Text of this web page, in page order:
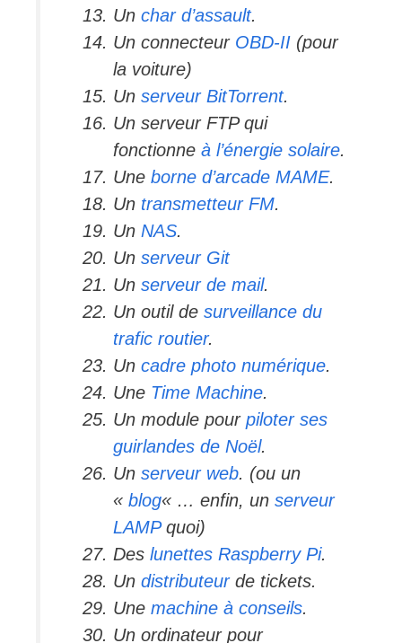
Unchar d’assault.
Un connecteur OBD-II (pour
la voiture)
Unserveur BitTorrent.
Un serveur FTP qui
fonctionneà l’énergie solaire.
Uneborne d’arcade MAME.
Un transmetteur FM.
UnNAS.
Unserveur Git
Unserveur de mail.
Un outil desurveillance du
trafic routier.
Uncadre photo numérique.
Une Time Machine.
Un module pourpiloter ses
guirlandes de Noël.
Unserveur web. (ou un
«blog« … enfin, unserveur
LAMPquoi)
Deslunettes Raspberry Pi.
Undistributeurde tickets.
Unemachine à conseils.
Un ordinateur pour